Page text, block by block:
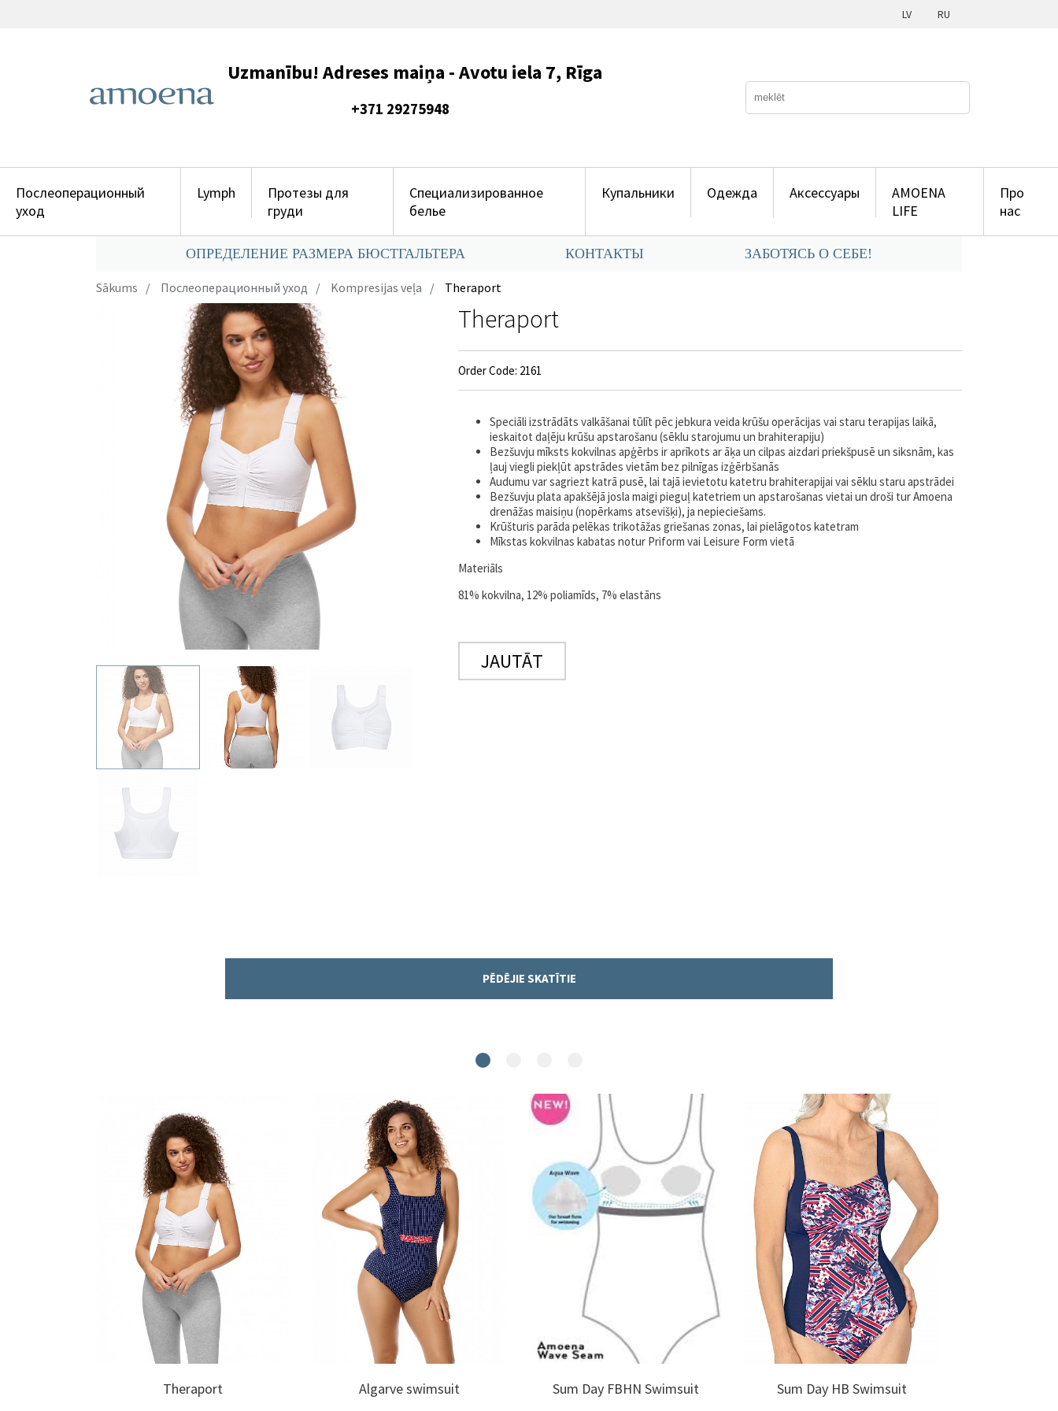
LV RU
Uzmanību! Adreses maiņa - Avotu iela 7, Rīga
+371 29275948
Послеоперационный
уход
Lymph
Протезы для
груди
Специализированное
белье
Купальники Одежда Аксессуары
AMOENA
LIFE
Про
нас
ОПРЕДЕЛЕНИЕ РАЗМЕРА БЮСТГАЛЬТЕРА КОНТАКТЫ ЗАБОТЯСЬ О СЕБЕ!
Sākums Послеоперационный уход Kompresijas veļa Theraport
Theraport
Order Code: 2161
Speciāli izstrādāts valkāšanai tūlīt pēc jebkura veida krūšu operācijas vai staru terapijas laikā,
ieskaitot daļēju krūšu apstarošanu (sēklu starojumu un brahiterapiju)
Bezšuvju mīksts kokvilnas apģērbs ir aprīkots ar āķa un cilpas aizdari priekšpusē un siksnām, kas
ļauj viegli piekļūt apstrādes vietām bez pilnīgas izģērbšanās
Audumu var sagriezt katrā pusē, lai tajā ievietotu katetru brahiterapijai vai sēklu staru apstrādei
Bezšuvju plata apakšējā josla maigi pieguļ katetriem un apstarošanas vietai un droši tur Amoena
drenāžas maisiņu (nopērkams atsevišķi), ja nepieciešams.
Krūšturis parāda pelēkas trikotāžas griešanas zonas, lai pielāgotos katetram
Mīkstas kokvilnas kabatas notur Priform vai Leisure Form vietā
Materiāls
81% kokvilna, 12% poliamīds, 7% elastāns
JAUTĀT
PĒDĒJIE SKATĪTIE
Theraport Algarve swimsuit Sum Day FBHN Swimsuit Sum Day HB Swimsuit